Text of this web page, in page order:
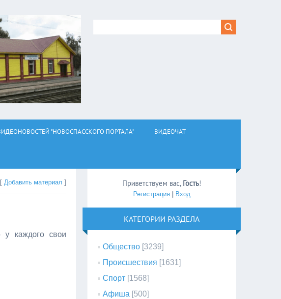
"НОВОСПАССКОГО ПОРТАЛА" ВИДЕОЧАТ
[Добавить материал ]
у каждого свои
Приветствуем вас, Гость!
Регистрация| Вход
КАТЕГОРИИ РАЗДЕЛА
Общество [3239]
Происшествия [1631]
Спорт [1568]
Афиша [500]